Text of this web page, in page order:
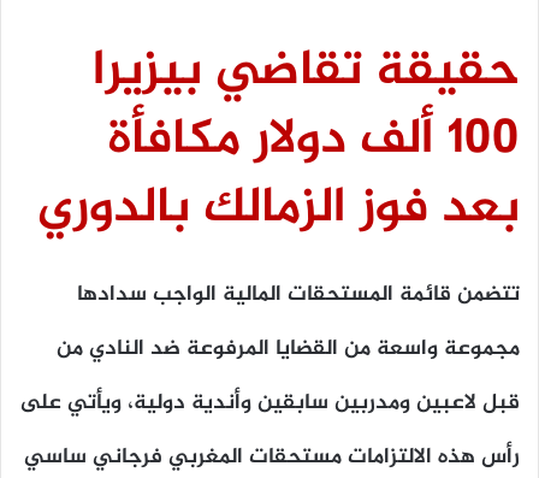
حقيقة تقاضي بيزيرا
100 ألف دولار مكافأة
بعد فوز الزمالك بالدوري
تتضمن قائمة المستحقات المالية الواجب سدادها
مجموعة واسعة من القضايا المرفوعة ضد النادي من
قبل لاعبين ومدربين سابقين وأندية دولية، ويأتي على
رأس هذه الالتزامات مستحقات المغربي فرجاني ساسي